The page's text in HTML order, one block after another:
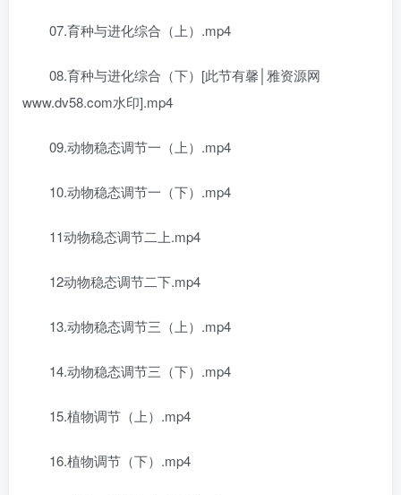
07.育种与进化综合（上）.mp4
08.育种与进化综合（下）[此节有馨│雅资源网
www.dv58.com水印].mp4
09.动物稳态调节一（上）.mp4
10.动物稳态调节一（下）.mp4
11动物稳态调节二上.mp4
12动物稳态调节二下.mp4
13.动物稳态调节三（上）.mp4
14.动物稳态调节三（下）.mp4
15.植物调节（上）.mp4
16.植物调节（下）.mp4